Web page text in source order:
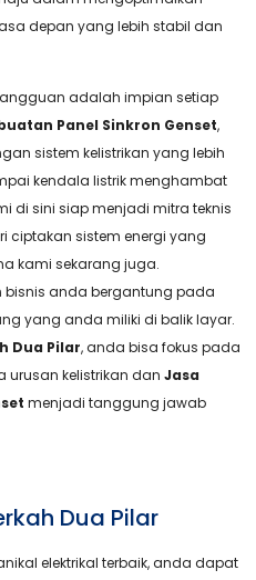
depan yang lebih stabil dan
adalah impian setiap
Panel Sinkron Genset,
sistem kelistrikan yang lebih
kendala listrik menghambat
di sini siap menjadi mitra teknis
ciptakan sistem energi yang
kami sekarang juga.
anda bergantung pada
yang anda miliki di balik layar.
Dua Pilar, anda bisa fokus pada
urusan kelistrikan dan Jasa
menjadi tanggung jawab
Dua Pilar
elektrikal terbaik, anda dapat